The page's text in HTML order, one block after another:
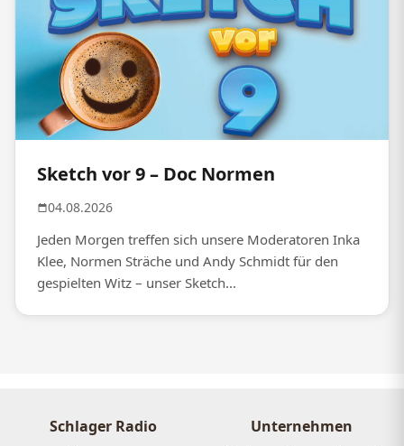
Sketch vor 9 – Doc Normen
04.08.2026
Jeden Morgen treffen sich unsere Moderatoren Inka
Klee, Normen Sträche und Andy Schmidt für den
gespielten Witz – unser Sketch...
Schlager Radio Unternehmen